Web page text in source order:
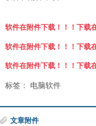
软件在附件下载！！！下载
软件在附件下载！！！下载
软件在附件下载！！！下载
标签： 电脑软件
文章附件